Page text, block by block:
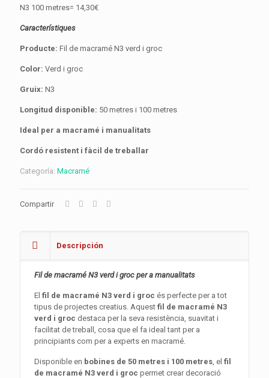
N3 100 metres= 14,30€
Característiques
Producte: Fil de macramé N3 verd i groc
Color: Verd i groc
Gruix: N3
Longitud disponible: 50 metres i 100 metres
Ideal per a macramé i manualitats
Cordó resistent i fàcil de treballar
Categoría: Macramé
Compartir
Descripción
Fil de macramé N3 verd i groc per a manualitats
Elfil de macramé N3 verd i groc és perfecte per a tot
tipus de projectes creatius. Aquestfil de macramé N3
verd i groc destaca per la seva resistència, suavitat i
facilitat de treball, cosa que el fa ideal tant per a
principiants com per a experts en macramé.
Disponible en bobines de 50 metres i 100 metres, elfil
de macramé N3 verd i groc permet crear decoració